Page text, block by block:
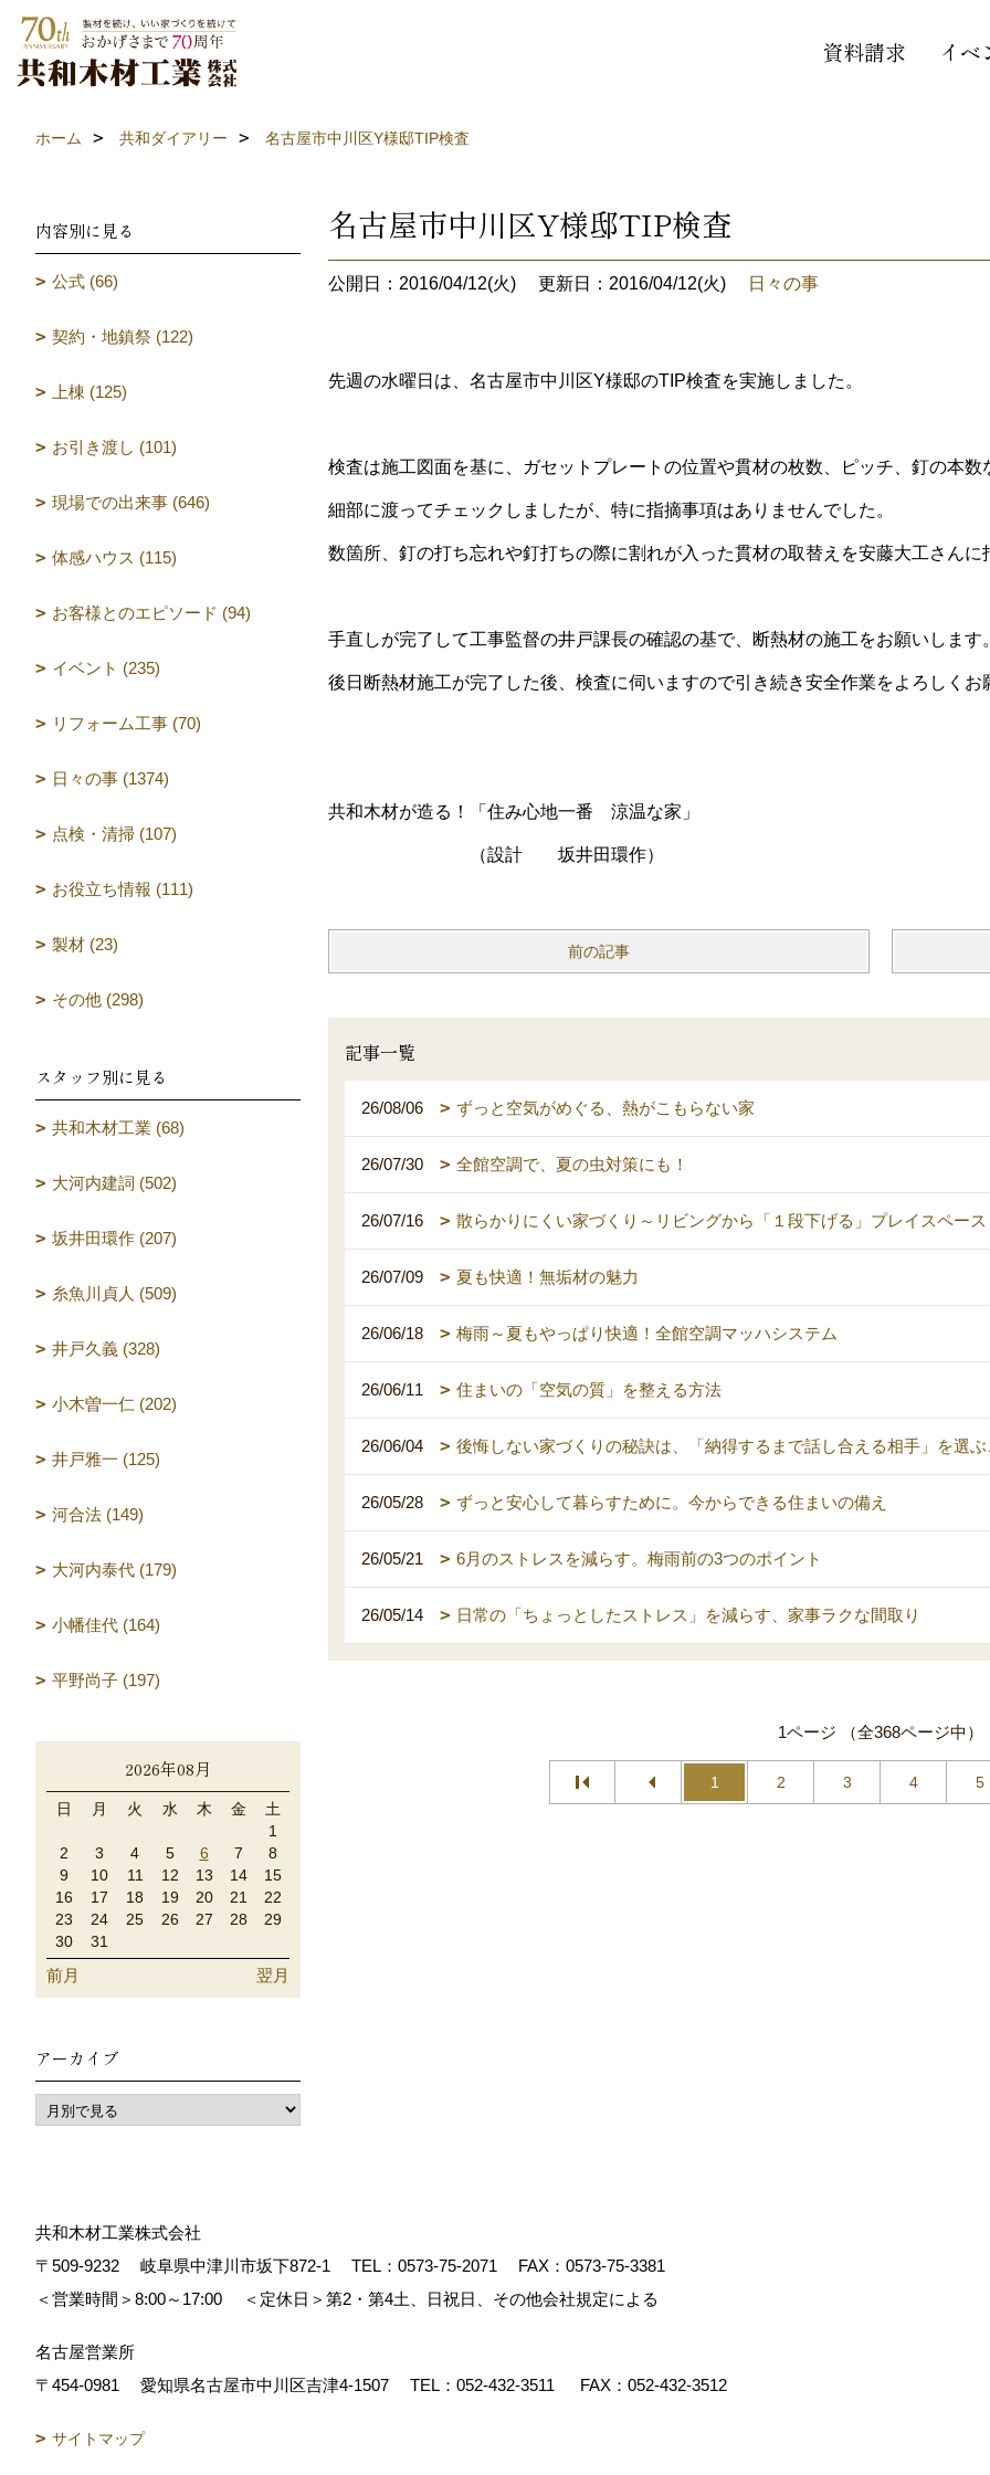
資料請求 イベ
ホーム 共和ダイアリー 名古屋市中川区Y様邸TIP検査
名古屋市中川区Y様邸TIP検査
公開日：2016/04/12(火) 更新日：2016/04/12(火) 日々の事
先週の水曜日は、名古屋市中川区Y様邸のTIP検査を実施しました。
検査は施工図面を基に、ガセットプレートの位置や貫材の枚数、ピッチ、釘の本
細部に渡ってチェックしましたが、特に指摘事項はありませんでした。
数箇所、釘の打ち忘れや釘打ちの際に割れが入った貫材の取替えを安藤大工さんに
手直しが完了して工事監督の井戸課長の確認の基で、断熱材の施工をお願いします
後日断熱材施工が完了した後、検査に伺いますので引き続き安全作業をよろしくお
共和木材が造る！「住み心地一番 涼温な家」
（設計 坂井田環作）
前の記事
記事一覧
26/08/06 ずっと空気がめぐる、熱がこもらない家
26/07/30 全館空調で、夏の虫対策にも！
26/07/16 散らかりにくい家づくり～リビングから「１段下げる」プレイスペース
26/07/09 夏も快適！無垢材の魅力
26/06/18 梅雨～夏もやっぱり快適！全館空調マッハシステム
26/06/11 住まいの「空気の質」を整える方法
26/06/04 後悔しない家づくりの秘訣は、「納得するまで話し合える相手」を選
26/05/28 ずっと安心して暮らすために。今からできる住まいの備え
26/05/21 6月のストレスを減らす。梅雨前の3つのポイント
26/05/14 日常の「ちょっとしたストレス」を減らす、家事ラクな間取り
1ページ （全368ページ中）
1 2 3 4 5
内容別に見る
公式 (66)
契約・地鎮祭 (122)
上棟 (125)
お引き渡し (101)
現場での出来事 (646)
体感ハウス (115)
お客様とのエピソード (94)
イベント (235)
リフォーム工事 (70)
日々の事 (1374)
点検・清掃 (107)
お役立ち情報 (111)
製材 (23)
その他 (298)
スタッフ別に見る
共和木材工業 (68)
大河内建詞 (502)
坂井田環作 (207)
糸魚川貞人 (509)
井戸久義 (328)
小木曽一仁 (202)
井戸雅一 (125)
河合法 (149)
大河内泰代 (179)
小幡佳代 (164)
平野尚子 (197)
2026年08月
日 月 火 水 木 金
土
1
2
3 4 5 6 7
8
9
10 11 12 13 14
15
16
17 18 19 20 21
22
23
24 25 26 27 28
29
30
31
前月 翌月
アーカイブ
共和木材工業株式会社
〒509-9232
岐阜県中津川市坂下872‐1 TEL： 0573-75-2071
FAX：0573-75-3381
＜営業時間＞8:00～17:00
＜定休日＞第2・第4土、日祝日、その他会社規定による
名古屋営業所
〒454-0981
愛知県名古屋市中川区吉津4-1507 TEL： 052-432-3511 FAX：052-432-3512
サイトマップ